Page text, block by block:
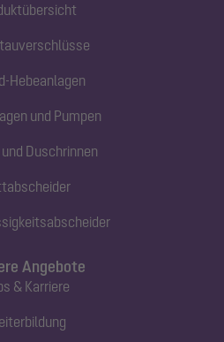
Hebeanlagen
und Pumpen
Duschrinnen
Angebote
& Karriere